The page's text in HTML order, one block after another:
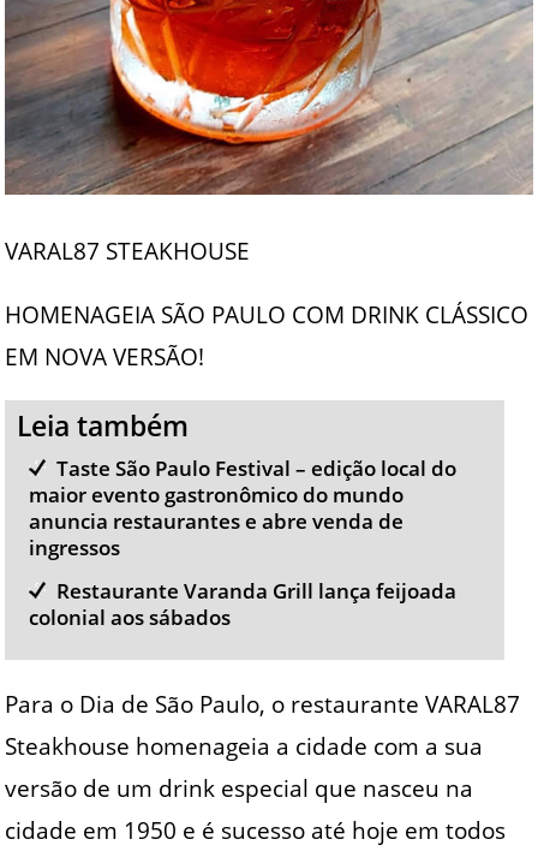
VARAL87 STEAKHOUSE
HOMENAGEIA SÃO PAULO COM DRINK CLÁSSICO
EM NOVA VERSÃO!
Leia também
Taste São Paulo Festival – edição local do
maior evento gastronômico do mundo
anuncia restaurantes e abre venda de
ingressos
Restaurante Varanda Grill lança feijoada
colonial aos sábados
Para o Dia de São Paulo, o restaurante VARAL87
Steakhouse homenageia a cidade com a sua
versão de um drink especial que nasceu na
cidade em 1950 e é sucesso até hoje em todos